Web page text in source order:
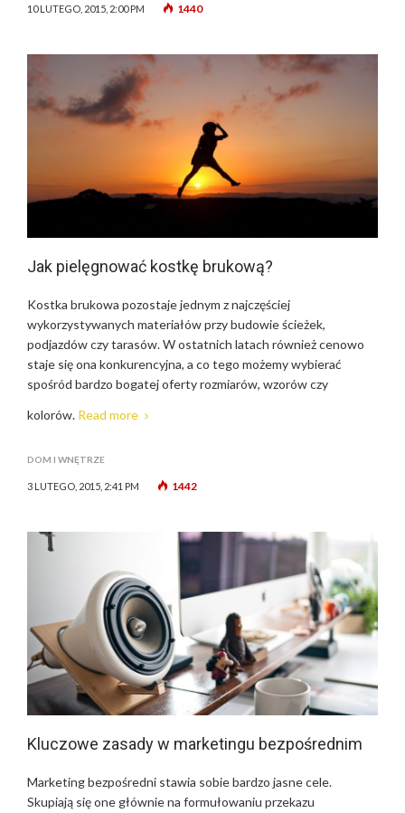
10 LUTEGO, 2015, 2:00 PM 1440
Jak pielęgnować kostkę brukową?
Kostka brukowa pozostaje jednym z najczęściej
wykorzystywanych materiałów przy budowie ścieżek,
podjazdów czy tarasów. W ostatnich latach również cenowo
staje się ona konkurencyjna, a co tego możemy wybierać
spośród bardzo bogatej oferty rozmiarów, wzorów czy
kolorów. Read more
DOM I WNĘTRZE
3 LUTEGO, 2015, 2:41 PM 1442
Kluczowe zasady w marketingu bezpośrednim
Marketing bezpośredni stawia sobie bardzo jasne cele.
Skupiają się one głównie na formułowaniu przekazu